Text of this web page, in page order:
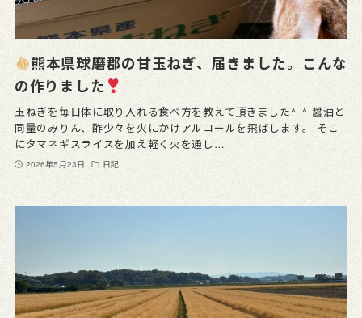
熊本県球磨郡の甘玉ねぎ、届きました。こんな
の作りました
玉ねぎを毎日体に取り入れる食べ方を教えて頂きました^_^ 醤油と
同量のみりん、酢少々を火にかけアルコールを飛ばします。 そこ
にタマネギスライスを加え軽く火を通し…
2026年5月23日 日記